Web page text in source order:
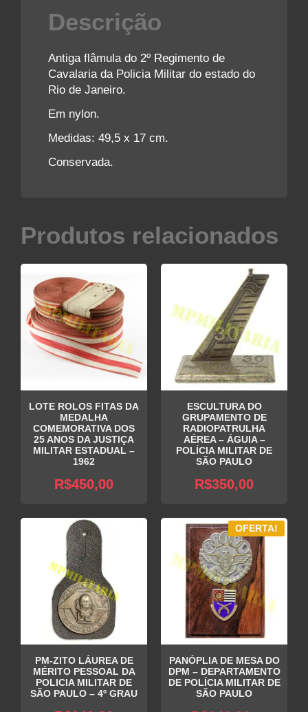
Descrição
Antiga flâmula do 2º Regimento de
Cavalaria da Policia Militar do estado do
Rio de Janeiro.
Em nylon.
Medidas: 49,5 x 17 cm.
Conservada.
Produtos relacionados
LOTE ROLOS FITAS DA
MEDALHA
COMEMORATIVA DOS
25 ANOS DA JUSTIÇA
MILITAR ESTADUAL –
1962
R$450,00
ESCULTURA DO
GRUPAMENTO DE
RADIOPATRULHA
AÉREA – ÁGUIA –
POLÍCIA MILITAR DE
SÃO PAULO
R$350,00
PM-ZITO LÁUREA DE
MÉRITO PESSOAL DA
POLICIA MILITAR DE
SÃO PAULO – 4º GRAU
OFERTA!
PANÓPLIA DE MESA DO
DPM – DEPARTAMENTO
DE POLÍCIA MILITAR DE
SÃO PAULO